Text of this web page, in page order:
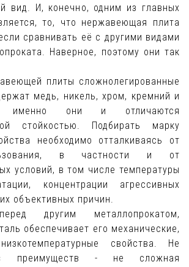
вид. И, конечно, одним из главных
то, что нержавеющая плита
сравнивать её с другими видами
Наверное, поэтому они так
плиты сложнолегированные
медь, никель, хром, кремний и
именно они и отличаются
стойкостью. Подбирать марку
необходимо отталкиваясь от
в частности и от
условий, в том числе температуры
концентрации агрессивных
объективных причин.
другим металлопрокатом,
обеспечивает его механические,
свойства. Не
преимуществ - не сложная